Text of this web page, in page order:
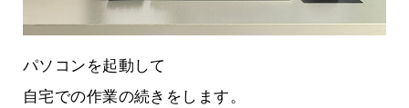
パソコンを起動して
自宅での作業の続きをします。